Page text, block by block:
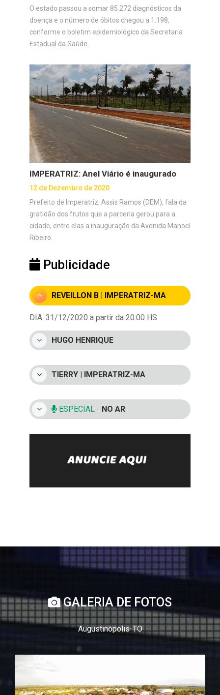
O estado passou a somar 85.272 diagnósticos da
doença e o número de óbitos chegou a 1.198,
conforme o boletim epidemiológico da Secretaria
Estadual da Saúde.
IMPERATRIZ: Anel Viário é inaugurado
12 de Dezembro de 2020
Prefeito de Imperatriz, Assis Ramos (DEM), fala da
gratidão dos frutos que a parceria gerou para a
cidade, entre elas a inauguração da Avenida Manoel
Ribeiro.
Publicidade
REVEILLON B | IMPERATRIZ-MA
DIA: 31/12/2020 a partir da 20:00 HS
HUGO HENRIQUE
TIERRY | IMPERATRIZ-MA
ESPECIAL - NO AR
GALERIA DE FOTOS
Augustinópolis-TO